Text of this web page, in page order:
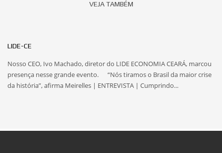
VEJA TAMBÉM
LIDE-CE
Nosso CEO, Ivo Machado, diretor do LIDE ECONOMIA CEARÁ, marcou
presença nesse grande evento. “Nós tiramos o Brasil da maior crise
da história”, afirma Meirelles | ENTREVISTA | Cumprindo...